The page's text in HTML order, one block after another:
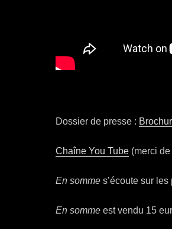
Dossier de presse :
Chaîne You Tube (merci
En somme s’écoute sur
En somme est vendu 15